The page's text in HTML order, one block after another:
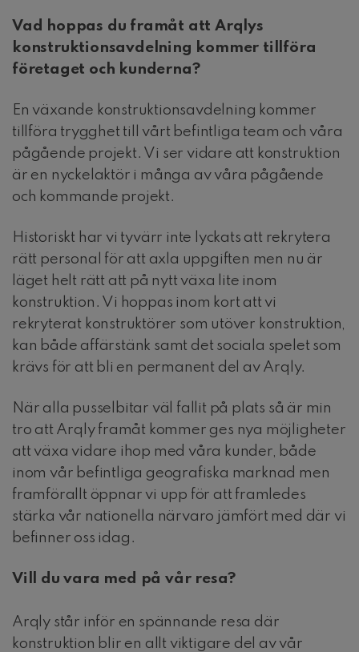
Vad hoppas du framåt att Arqlys
konstruktionsavdelning kommer tillföra
företaget och kunderna?
En växande konstruktionsavdelning kommer
tillföra trygghet till vårt befintliga team och våra
pågående projekt. Vi ser vidare att konstruktion
är en nyckelaktör i många av våra pågående
och kommande projekt.
Historiskt har vi tyvärr inte lyckats att rekrytera
rätt personal för att axla uppgiften men nu är
läget helt rätt att på nytt växa lite inom
konstruktion. Vi hoppas inom kort att vi
rekryterat konstruktörer som utöver konstruktion,
kan både affärstänk samt det sociala spelet som
krävs för att bli en permanent del av Arqly.
När alla pusselbitar väl fallit på plats så är min
tro att Arqly framåt kommer ges nya möjligheter
att växa vidare ihop med våra kunder, både
inom vår befintliga geografiska marknad men
framförallt öppnar vi upp för att framledes
stärka vår nationella närvaro jämfört med där vi
befinner oss idag.
Vill du vara med på vår resa?
Arqly står inför en spännande resa där
konstruktion blir en allt viktigare del av vår